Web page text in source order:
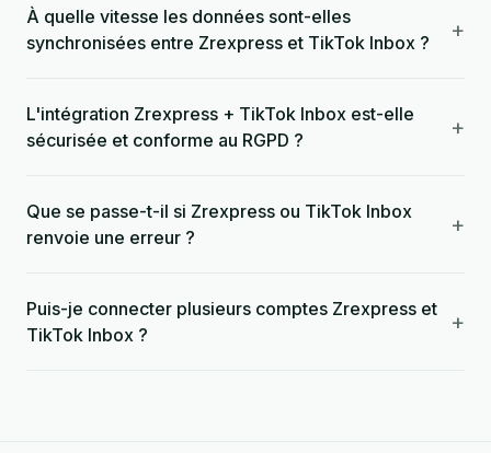
À quelle vitesse les données sont-elles
synchronisées entre Zrexpress et TikTok Inbox ?
+
L'intégration Zrexpress + TikTok Inbox est-elle
sécurisée et conforme au RGPD ?
+
Que se passe-t-il si Zrexpress ou TikTok Inbox
renvoie une erreur ?
+
Puis-je connecter plusieurs comptes Zrexpress et
TikTok Inbox ?
+